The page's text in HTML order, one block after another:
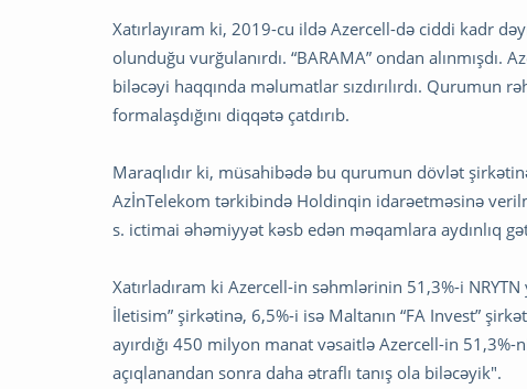
Xatırlayıram ki, 2019-cu ildə Azercell-də ciddi kadr
olunduğu vurğulanırdı. “BARAMA” ondan
biləcəyi haqqında məlumatlar sızdırılırdı. Qurumun
formalaşdığını diqqətə çatdırıb.
Maraqlıdır ki, müsahibədə bu qurumun dövlət
AzİnTelekom tərkibində Holdinqin idarəetməsinə
s. ictimai əhəmiyyət kəsb edən məqamlara aydınlıq
Xatırladıram ki Azercell-in səhmlərinin 51,3%-i
İletisim” şirkətinə, 6,5%-i isə Maltanın “FA Invest”
ayırdığı 450 milyon manat vəsaitlə Azercell-in
açıqlanandan sonra daha ətraflı tanış ola biləcəyik".